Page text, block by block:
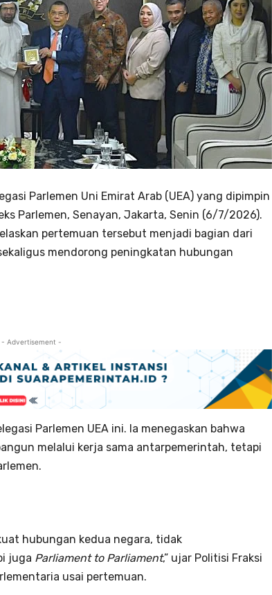
Parlemen Uni Emirat Arab (UEA) yang dipimpin
Parlemen, Senayan, Jakarta, Senin (6/7/2026).
pertemuan tersebut menjadi bagian dari
mendorong peningkatan hubungan
- Advertisement -
Parlemen UEA ini. Ia menegaskan bahwa
melalui kerja sama antarpemerintah, tetapi
hubungan kedua negara, tidak
juga Parliament to Parliament,” ujar Politisi Fraksi
usai pertemuan.